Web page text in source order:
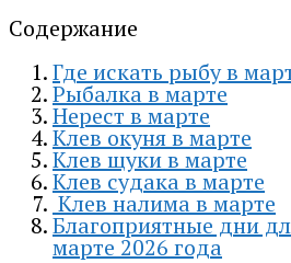
Содержание
Где искать рыбу в
Рыбалка в марте
Нерест в марте
Клев окуня в марте
Клев щуки в марте
Клев судака в марте
Клев налима в марте
Благоприятные дни
марте 2026 года